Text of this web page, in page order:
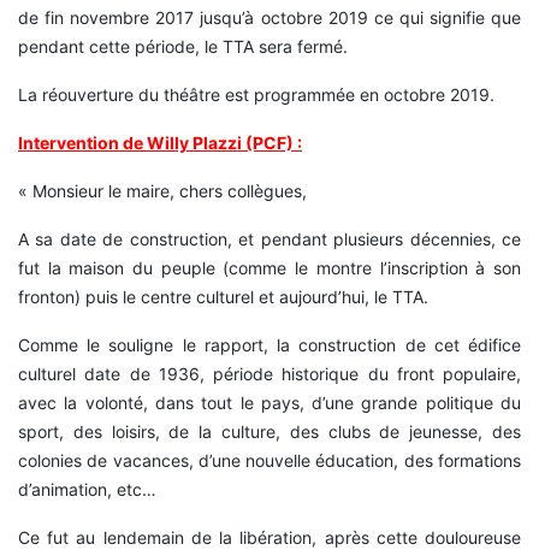
de fin novembre 2017 jusqu’à octobre 2019 ce qui signifie que
pendant cette période, le TTA sera fermé.
La réouverture du théâtre est programmée en octobre 2019.
Intervention de Willy Plazzi (PCF) :
« Monsieur le maire, chers collègues,
A sa date de construction, et pendant plusieurs décennies, ce
fut la maison du peuple (comme le montre l’inscription à son
fronton) puis le centre culturel et aujourd’hui, le TTA.
Comme le souligne le rapport, la construction de cet édifice
culturel date de 1936, période historique du front populaire,
avec la volonté, dans tout le pays, d’une grande politique du
sport, des loisirs, de la culture, des clubs de jeunesse, des
colonies de vacances, d’une nouvelle éducation, des formations
d’animation, etc…
Ce fut au lendemain de la libération, après cette douloureuse